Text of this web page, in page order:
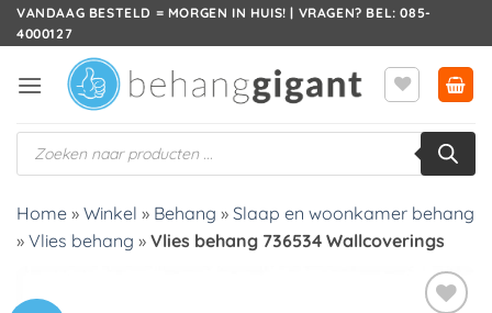
Ga
naar
VANDAAG BESTELD = MORGEN IN HUIS! | VRAGEN? BEL: 085-
4000127
Producten
zoeken
Home » Winkel » Behang » Slaap en woonkamer behang
» Vlies behang » Vlies behang 736534 Wallcoverings